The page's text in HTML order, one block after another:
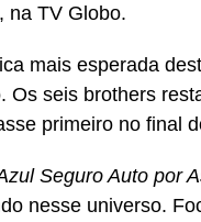
na TV Globo.
mais esperada
Os seis brothers
primeiro no final
Seguro Auto por
nesse universo.